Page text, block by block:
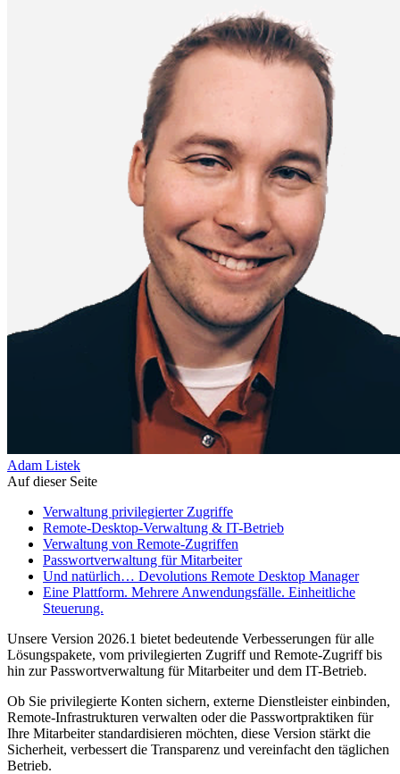
Adam Listek
Auf dieser Seite
Verwaltung privilegierter Zugriffe
Remote-Desktop-Verwaltung & IT-Betrieb
Verwaltung von Remote-Zugriffen
Passwortverwaltung für Mitarbeiter
Und natürlich… Devolutions Remote Desktop Manager
Eine Plattform. Mehrere Anwendungsfälle. Einheitliche
Steuerung.
Unsere Version 2026.1 bietet bedeutende Verbesserungen für alle
Lösungspakete, vom privilegierten Zugriff und Remote-Zugriff bis
hin zur Passwortverwaltung für Mitarbeiter und dem IT-Betrieb.
Ob Sie privilegierte Konten sichern, externe Dienstleister einbinden,
Remote-Infrastrukturen verwalten oder die Passwortpraktiken für
Ihre Mitarbeiter standardisieren möchten, diese Version stärkt die
Sicherheit, verbessert die Transparenz und vereinfacht den täglichen
Betrieb.